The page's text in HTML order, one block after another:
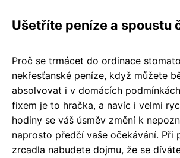
Ušetříte peníze a spoustu
Proč se trmácet do ordinace
nekřesťanské peníze, když můžete
absolvovat i v domácích
fixem je to hračka, a navíc i velmi
hodiny se váš úsměv změní k
naprosto předčí vaše očekávání. Při
zrcadla nabudete dojmu, že se